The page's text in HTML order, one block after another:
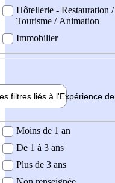
Hôtellerie - Restauration /
Tourisme / Animation
Immobilier
filtres liés à l'Expérience
demandée
Moins de 1 an
De 1 à 3 ans
Plus de 3 ans